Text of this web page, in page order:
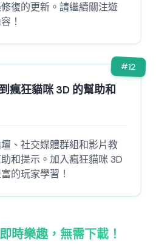
復的更新。請繼續關注遊
！
#12
瘋狂貓咪 3D 的幫助和
、社交媒體群組和影片教
和提示。加入瘋狂貓咪 3D
的玩家學習！
時樂趣，無需下載！